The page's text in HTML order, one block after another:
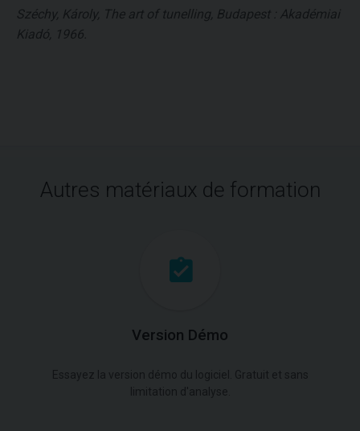
Széchy, Károly, The art of tunelling, Budapest : Akadémiai
Kiadó, 1966.
Autres matériaux de formation
Version Démo
Essayez la version démo du logiciel. Gratuit et sans
limitation d'analyse.